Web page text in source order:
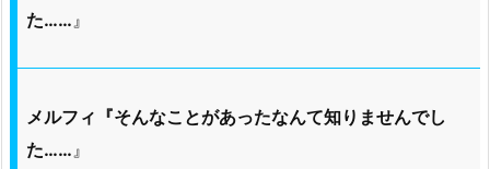
た……』
メルフィ『そんなことがあったなんて知りませんでし
た…… 』